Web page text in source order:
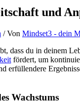
und
/ Von Mindset3 - dein
dass du in deinem
fördert, um
erfüllendere
Wachstums